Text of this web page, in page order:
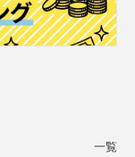
一覧